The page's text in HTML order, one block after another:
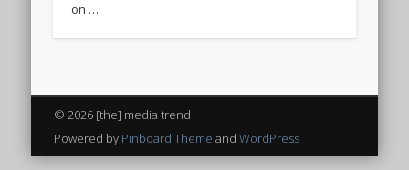
on …
© 2026 [the] media trend
Powered by Pinboard Theme and WordPress